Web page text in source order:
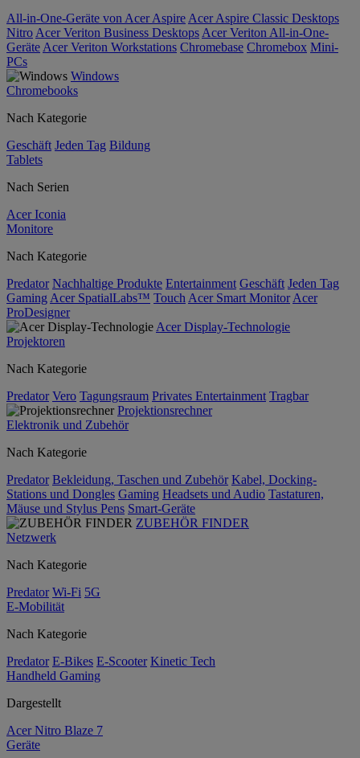
All-in-One-Geräte von Acer Aspire Acer Aspire Classic Desktops
Nitro Acer Veriton Business Desktops Acer Veriton All-in-One-
Geräte Acer Veriton Workstations Chromebase Chromebox Mini-
PCs
Windows
Chromebooks
Nach Kategorie
Geschäft Jeden Tag Bildung
Tablets
Nach Serien
Acer Iconia
Monitore
Nach Kategorie
Predator Nachhaltige Produkte Entertainment Geschäft Jeden Tag
Gaming Acer SpatialLabs™ Touch Acer Smart Monitor Acer
ProDesigner
Acer Display-Technologie
Projektoren
Nach Kategorie
Predator Vero Tagungsraum Privates Entertainment Tragbar
Projektionsrechner
Elektronik und Zubehör
Nach Kategorie
Predator Bekleidung, Taschen und Zubehör Kabel, Docking-
Stations und Dongles Gaming Headsets und Audio Tastaturen,
Mäuse und Stylus Pens Smart-Geräte
ZUBEHÖR FINDER
Netzwerk
Nach Kategorie
Predator Wi-Fi 5G
E-Mobilität
Nach Kategorie
Predator E-Bikes E-Scooter Kinetic Tech
Handheld Gaming
Dargestellt
Acer Nitro Blaze 7
Geräte